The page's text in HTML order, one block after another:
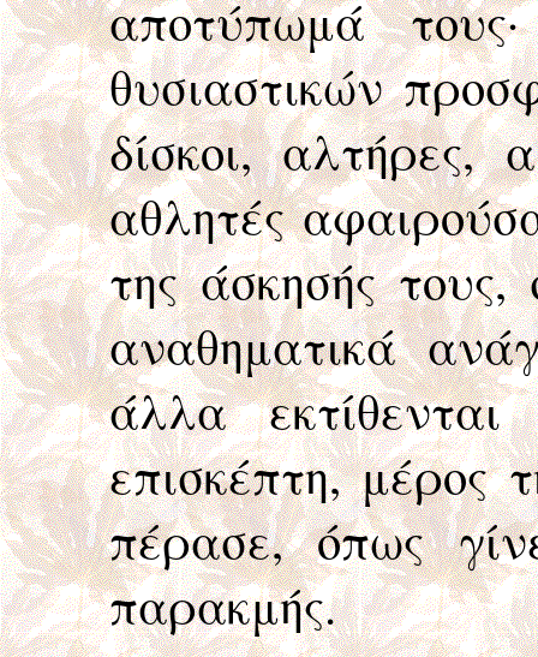
αποτύπωμά
θυσιαστικών
δίσκοι, αλτήρες,
αθλητές
της άσκησής
αναθηματικά
άλλα
επισκέπτη, μέρος
πέρασε, όπως
παρακμής.